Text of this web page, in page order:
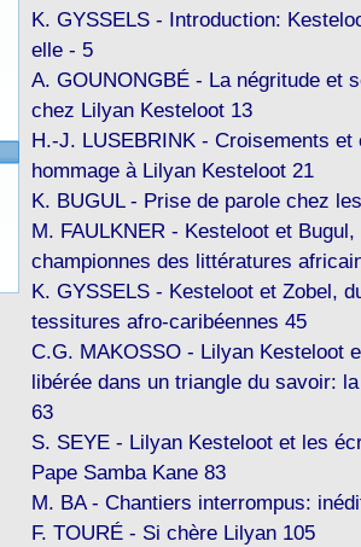
K. GYSSELS - Introduction:
elle - 5
A. GOUNONGBÉ - La négritude et
chez Lilyan Kesteloot 13
H.-J. LUSEBRINK - Croisements et
hommage à Lilyan Kesteloot 21
K. BUGUL - Prise de parole chez
M. FAULKNER - Kesteloot et Bugul,
championnes des littératures
K. GYSSELS - Kesteloot et Zobel,
tessitures afro-caribéennes 45
C.G. MAKOSSO - Lilyan Kesteloot
libérée dans un triangle du savoir:
63
S. SEYE - Lilyan Kesteloot et les
Pape Samba Kane 83
M. BA - Chantiers interrompus:
F. TOURÉ - Si chère Lilyan 105